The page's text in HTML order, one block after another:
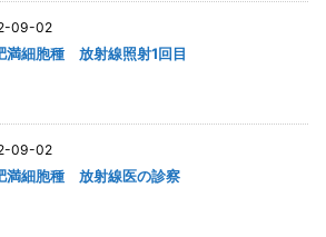
09-02
細胞種 放射線照射1回目
09-02
細胞種 放射線医の診察